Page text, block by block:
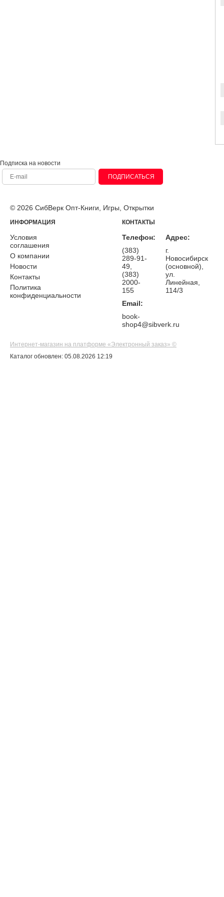
Подписка на новости
ПОДПИСАТЬСЯ
© 2026 СибВерк Опт-Книги, Игры, Открытки
ИНФОРМАЦИЯ
Условия
соглашения
О компании
Новости
Контакты
Политика
конфиденциальности
КОНТАКТЫ
Телефон:
(383)
289-91-
49,
(383)
2000-
155
Email:
book-
shop4@sibverk.ru
Адрес:
г.
Новосибирск
(основной),
ул.
Линейная,
114/3
Интернет-магазин на платформе «Электронный заказ» ©
Каталог обновлен: 05.08.2026 12:19